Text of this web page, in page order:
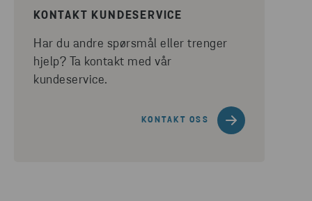
KONTAKT KUNDESERVICE
Har du andre spørsmål eller trenger
hjelp? Ta kontakt med vår
kundeservice.
KONTAKT OSS